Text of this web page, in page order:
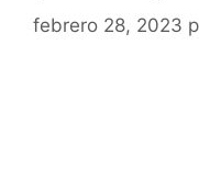
febrero 28, 2023